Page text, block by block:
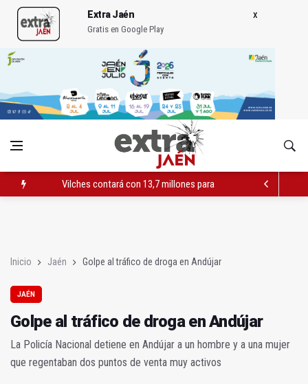
Extra Jaén
Gratis en Google Play
Vilches contará con 13,7 millones para los daños del temporal
Inicio Jaén Golpe al tráfico de droga en Andújar
JAÉN
Golpe al tráfico de droga en Andújar
La Policía Nacional detiene en Andújar a un hombre y a una mujer
que regentaban dos puntos de venta muy activos